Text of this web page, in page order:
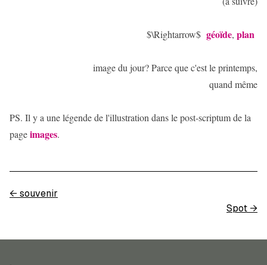
$\Rightarrow$ géoïde, plan
image du jour? Parce que c'est le printemps,
quand même
PS. Il y a une légende de l'illustration dans le post-scriptum de la
pageimages.
← souvenir
Spot →